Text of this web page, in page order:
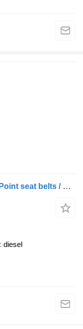
IVECO Evadys 13 / Full Options / 3-Point seat belts / NEW!! / 2X UNITS
diesel